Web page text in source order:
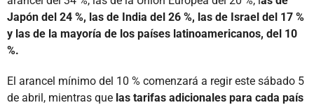
Japón del 24 %, las de India del 26 %, las de Israel del 17 %
y las de la mayoría de los países latinoamericanos, del 10
%.
El arancel mínimo del 10 % comenzará a regir este sábado 5
de abril, mientras que las tarifas adicionales para cada país